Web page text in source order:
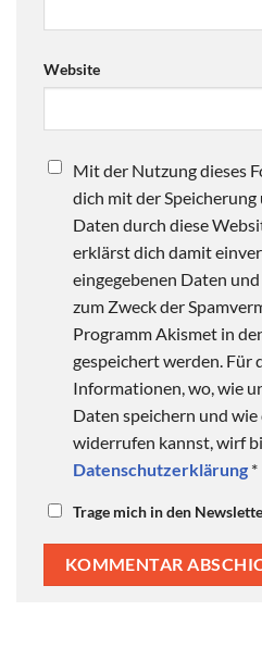
Website
Mit der Nutzung dieses
dich mit der
Daten durch diese
erklärst dich damit
eingegebenen Daten
zum Zweck der
Programm Akismet in
gespeichert werden. Für
Informationen, wo, wie
Daten speichern und
widerrufen kannst, wirf
Datenschutzerklärung *
Trage mich in den